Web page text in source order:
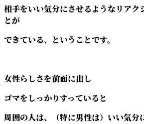
相手をいい気分にさせるようなリアク
とが
できている、ということです。
女性らしさを前面に出し
ゴマをしっかりすっていると
周囲の人は、（特に男性は）いい気分